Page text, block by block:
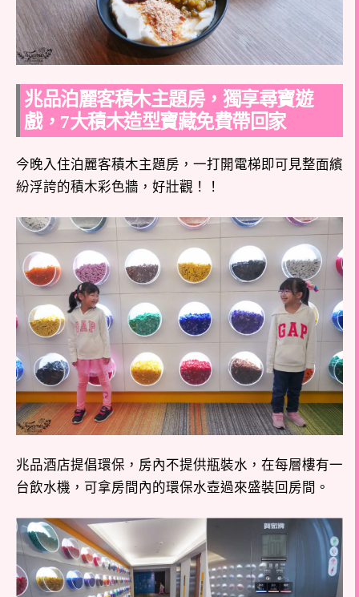
兆品泊麗客積木主題房，獨享尋寶遊
戲，7大積木造型寶藏免費帶回家
今晚入住泊麗客積木主題房，一打開電梯即可見整面繽
紛浮誇的積木彩色牆，好壯觀！！
兆品酒店提倡環保，房內不提供瓶裝水，在每層樓有一
台飲水機，可拿房間內的環保水壺過來盛裝回房間。